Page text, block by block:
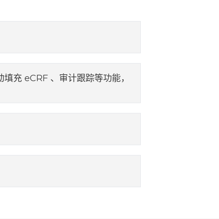
充 eCRF 、审计跟踪等功能，